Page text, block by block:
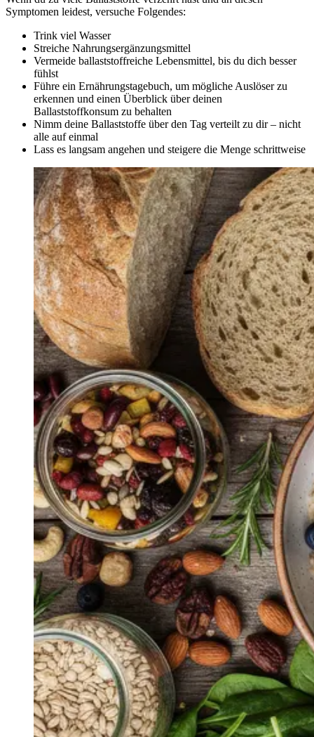
Symptomen leidest, versuche Folgendes:
Trink viel Wasser
Streiche Nahrungsergänzungsmittel
Vermeide ballaststoffreiche Lebensmittel, bis du dich besser
fühlst
Führe ein Ernährungstagebuch, um mögliche Auslöser zu
erkennen und einen Überblick über deinen
Ballaststoffkonsum zu behalten
Nimm deine Ballaststoffe über den Tag verteilt zu dir – nicht
alle auf einmal
Lass es langsam angehen und steigere die Menge schrittweise